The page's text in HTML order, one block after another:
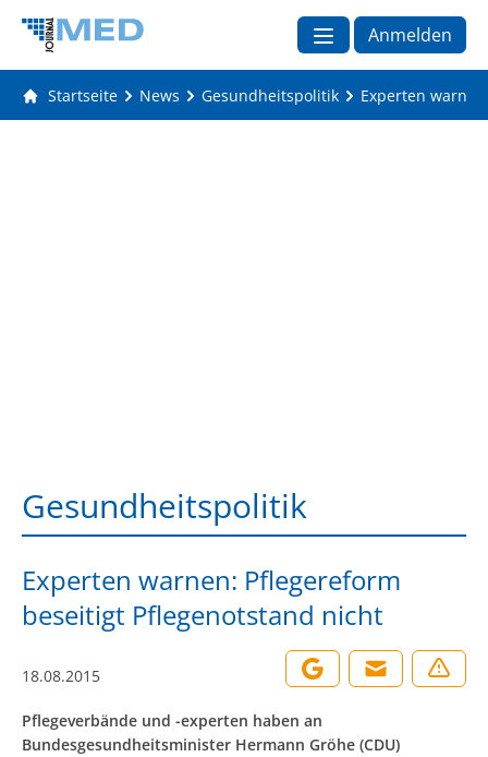
Anmelden
Startseite News Gesundheitspolitik Experten
Gesundheitspolitik
Experten warnen: Pflegereform
beseitigt Pflegenotstand nicht
18.08.2015
Pflegeverbände und -experten haben an
Bundesgesundheitsminister Hermann Gröhe (CDU)